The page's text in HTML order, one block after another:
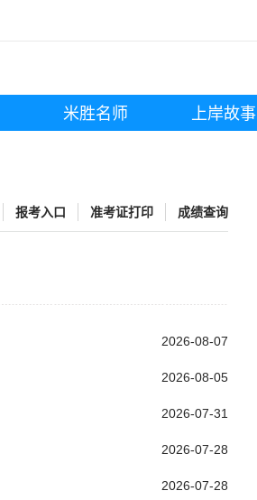
米胜名师 上岸故事
报考入口 准考证打印 成绩查询
2026-08-07
2026-08-05
2026-07-31
2026-07-28
2026-07-28